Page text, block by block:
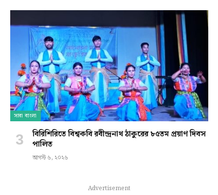
সারা বাংলা
বিরিশিরিতে বিশ্বকবি রবীন্দ্রনাথ ঠাকুরের ৮৫তম প্রয়াণ দিবস
পালিত
আগস্ট ৬, ২০২৬
Advertisement